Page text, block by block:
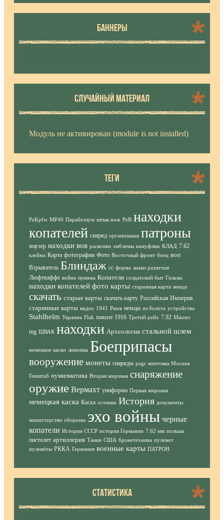
БАННЕРЫ
СЛУЧАЙНЫЙ МАТЕРИАЛ
Модуль не активирован (module is not installed)
ТЕГИ
PzKpfw MP40 Парабеллум штык нож PzB находки
копателей снаряд организация патроны
маузер находки вов раскопки эмблемы камуфляж КЛАД 7.62
клейма Карта фотографии Фото Восточный фронт боец воп
Взрыватель Блиндаж сс форма знаки различия
Люфтваффе война пряжка Копатели солдатский быт Гильзы
находки копателей фото карты старинная карта менде
скачать старые карты скачать карту Российская Империя
старинные карты видео 1941 Ржев немцы из болота устройство
Stahlhelm Украина Flak mauser 1916 Третий рейх 7.92 Mauser
mg ШВАК находки Археология стальной шлем
немецкие каски лимонка Боеприпасы
вооружение монеты снаряды pzgr винтовка Мосина
Генштаб нумизматика Вторая мировая снаряжение
оружие Вермахт униформа Первая мировая
немецкая каска Каска останки История документы
министерство обороны эхо войны черные
копатели История СССР история Германии 7.62 мм польша
пистолет артиллерия Танки США бронетехника пулемет
пулемёты РККА Германия военные карты ПАТРОН
СТАТИСТИКА